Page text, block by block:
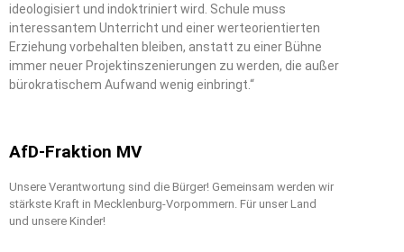
ideologisiert und indoktriniert wird. Schule muss
interessantem Unterricht und einer werteorientierten
Erziehung vorbehalten bleiben, anstatt zu einer Bühne
immer neuer Projektinszenierungen zu werden, die außer
bürokratischem Aufwand wenig einbringt.“
AfD-Fraktion MV
Unsere Verantwortung sind die Bürger! Gemeinsam werden wir
stärkste Kraft in Mecklenburg-Vorpommern. Für unser Land
und unsere Kinder!